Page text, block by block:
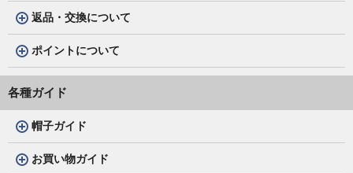
返品・交換について
ポイントについて
各種ガイド
帽子ガイド
お買い物ガイド